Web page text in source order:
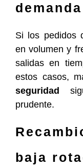
Si los pedidos
en volumen y
salidas en
estos casos,
seguridad
prudente.
baja